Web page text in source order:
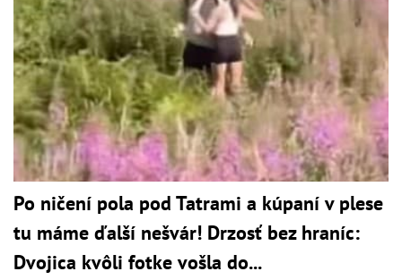
Po ničení pola pod Tatrami a kúpaní v plese
tu máme ďalší nešvár! Drzosť bez hraníc:
Dvojica kvôli fotke vošla do...